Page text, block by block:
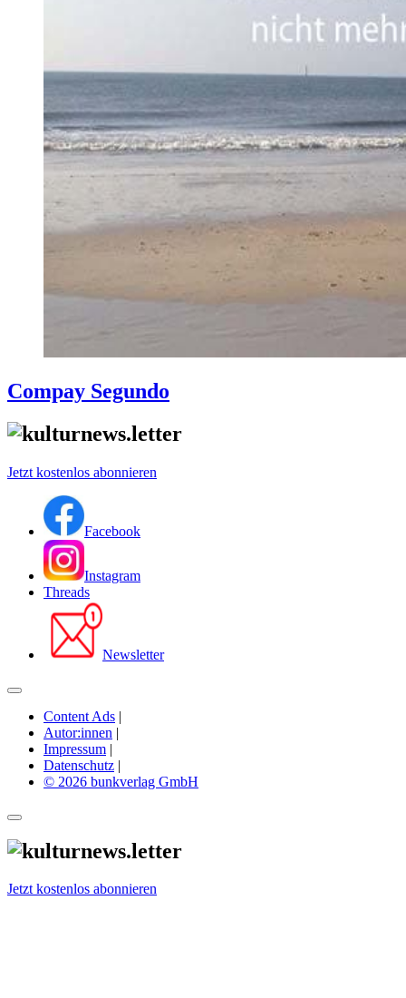
Compay Segundo
Jetzt kostenlos abonnieren
Facebook
Instagram
Threads
Newsletter
Content Ads |
Autor:innen |
Impressum |
Datenschutz |
© 2026 bunkverlag GmbH
Jetzt kostenlos abonnieren